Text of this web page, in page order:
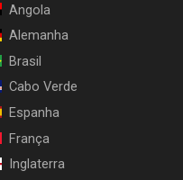
Angola
Alemanha
Brasil
Cabo Verde
Espanha
França
Inglaterra